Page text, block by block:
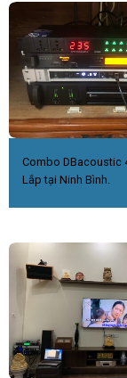
Combo DBacoustic
Lắp tại Ninh Bình.